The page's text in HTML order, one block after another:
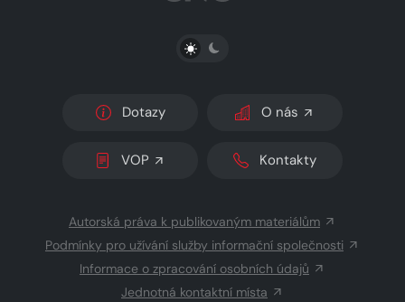
PŘEPNOUT SVĚTLÝ/TMAVÝ REŽIM
Dotazy O nás
VOP Kontakty
Autorská práva k publikovaným materiálům
Podmínky pro užívání služby informační společnosti
Informace o zpracování osobních údajů
Jednotná kontaktní místa